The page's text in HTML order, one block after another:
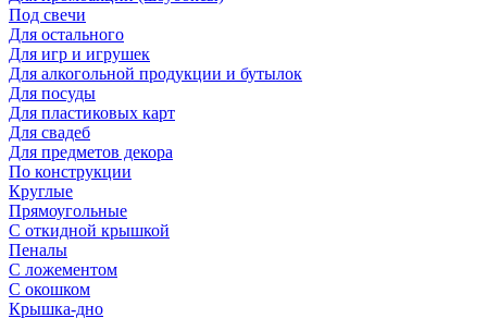
Под свечи
Для остального
Для игр и игрушек
Для алкогольной продукции и бутылок
Для посуды
Для пластиковых карт
Для свадеб
Для предметов декора
По конструкции
Круглые
Прямоугольные
С откидной крышкой
Пеналы
С ложементом
С окошком
Крышка-дно